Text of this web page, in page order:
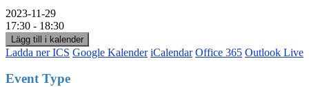
2023-11-29
17:30 - 18:30
Lägg till i kalender
Ladda ner ICS Google Kalender iCalendar Office 365 Outlook Live
Event Type